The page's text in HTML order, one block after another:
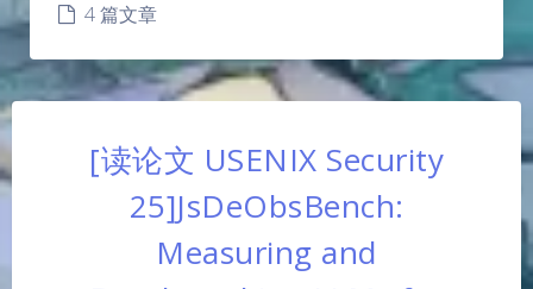
4 篇文章
[读论文 USENIX Security
25]JsDeObsBench:
Measuring and